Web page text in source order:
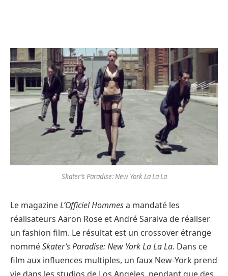
Skater’s Paradise: New York La La La
Le magazineL’Officiel Hommesa mandaté les
réalisateurs Aaron Rose et André Saraiva de réaliser
un fashion film. Le résultat est un crossover étrange
nomméSkater’s Paradise: New York La La La. Dans ce
film aux influences multiples, un faux New-York prend